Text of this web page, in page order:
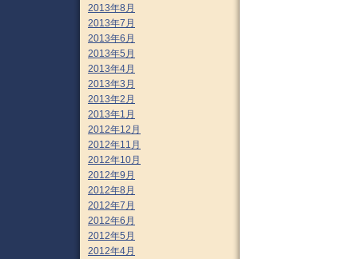
2013年8月
2013年7月
2013年6月
2013年5月
2013年4月
2013年3月
2013年2月
2013年1月
2012年12月
2012年11月
2012年10月
2012年9月
2012年8月
2012年7月
2012年6月
2012年5月
2012年4月